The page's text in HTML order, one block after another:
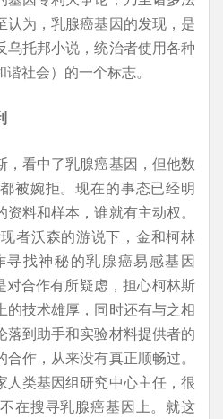
认为，乳腺癌基因的发现，是
乌托邦小说，统治者使用各种
社会）的一个标志。
，看中了乳腺癌基因，但他数
被婉拒。现在的事态已经明
料和样本，谁就有主动权。
者沃森的游说下，金和柯林
找神秘的乳腺癌易感基因
对合作有所疑虑，担心柯林斯
的技术雄厚，同时还有与之相
落到助手和实验材料提供者的
作，从来没有真正顺畅过。
人类基因组研究中心主任，很
在搜寻乳腺癌基因上。就这